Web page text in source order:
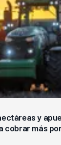
y
cobrar más